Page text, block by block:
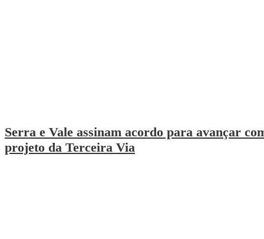
Serra e Vale assinam acordo para avançar
projeto da Terceira Via